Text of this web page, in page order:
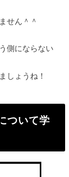
せん＾＾
側にならない
しょうね！
ついて学